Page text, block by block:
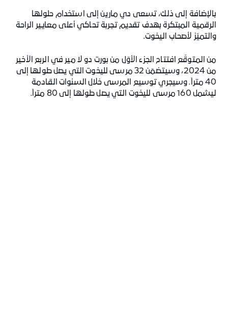
بالإضافة إلى ذلك، تسعى دي مارين إلى استخدام حلولها
الرقمية المبتكرة بهدف تقديم تجربة تحاكي أعلى معايير الراحة
والتميّز لأصحاب اليخوت.
من المتوقّع افتتاح الجزء الأوّل من بورت دو لا مير في الربع الأخير
من 2024، وسيتضمّن 32 مرسى لليخوت التي يصل طولها إلى
40 متراً. وسيجري توسيع المرسى خلال السنوات القادمة
ليشمل 160 مرسى لليخوت التي يصل طولها إلى 80 متراً.